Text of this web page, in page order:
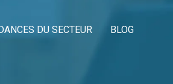
DU SECTEUR BLOG